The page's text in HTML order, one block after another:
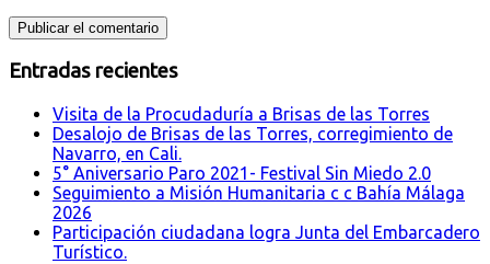
Entradas recientes
Visita de la Procudaduría a Brisas de las Torres
Desalojo de Brisas de las Torres, corregimiento de
Navarro, en Cali.
5° Aniversario Paro 2021- Festival Sin Miedo 2.0
Seguimiento a Misión Humanitaria c c Bahía Málaga
2026
Participación ciudadana logra Junta del Embarcadero
Turístico.